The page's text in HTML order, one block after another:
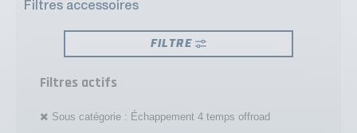
Filtres accessoires
FILTRE
Filtres actifs
Sous catégorie : Échappement 4 temps offroad